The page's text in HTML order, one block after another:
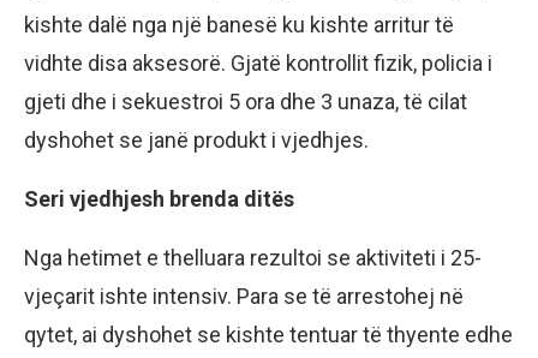
kishte dalë nga një banesë ku kishte arritur të
vidhte disa aksesorë. Gjatë kontrollit fizik, policia i
gjeti dhe i sekuestroi 5 ora dhe 3 unaza, të cilat
dyshohet se janë produkt i vjedhjes.
Seri vjedhjesh brenda ditës
Nga hetimet e thelluara rezultoi se aktiviteti i 25-
vjeçarit ishte intensiv. Para se të arrestohej në
qytet, ai dyshohet se kishte tentuar të thyente edhe